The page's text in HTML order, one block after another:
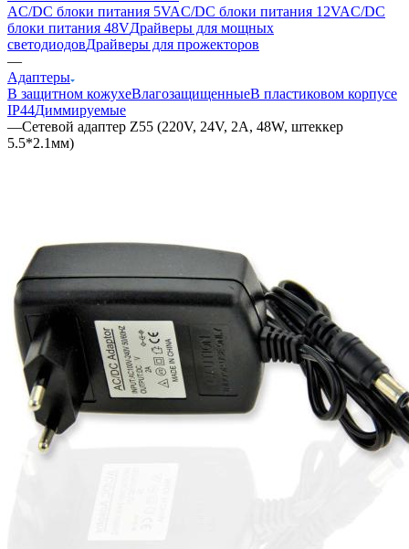
AC/DC блоки питания 5VAC/DC блоки питания 12VAC/DC
блоки питания 48VДрайверы для мощных
светодиодовДрайверы для прожекторов
—
Адаптеры
В защитном кожухеВлагозащищенныеВ пластиковом корпусе
IP44Диммируемые
—Сетевой адаптер Z55 (220V, 24V, 2A, 48W, штеккер
5.5*2.1мм)